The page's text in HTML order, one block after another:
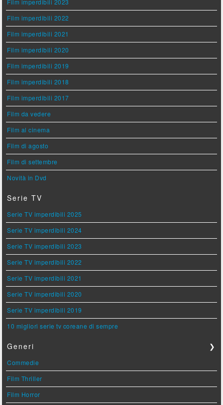
Film imperdibili 2022
Film imperdibili 2021
Film imperdibili 2020
Film imperdibili 2019
Film imperdibili 2018
Film imperdibili 2017
Film da vedere
Film al cinema
Film di agosto
Film di settembre
Novità in Dvd
Serie TV
Serie TV imperdibili 2025
Serie TV imperdibili 2024
Serie TV imperdibili 2023
Serie TV imperdibili 2022
Serie TV imperdibili 2021
Serie TV imperdibili 2020
Serie TV imperdibili 2019
10 migliori serie tv coreane di sempre
Generi ❯
Commedie
Film Thriller
Film Horror